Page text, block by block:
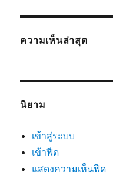
ความเห็นล่าสุด
นิยาม
เข้าสู่ระบบ
เข้าฟีด
แสดงความเห็นฟีด